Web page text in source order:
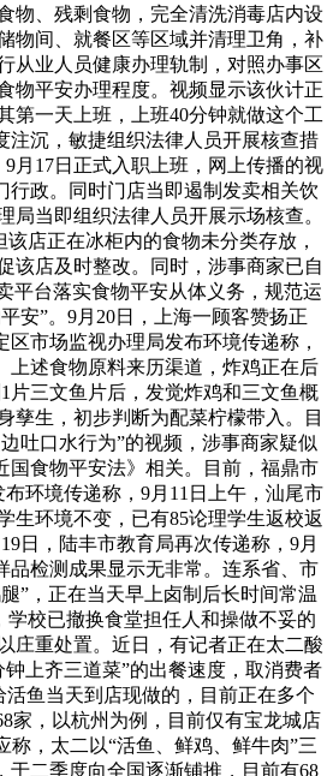
物、残剩食物，完全清洗消毒店内设
物间、就餐区等区域并清理卫角，补
从业人员健康办理轨制，对照办事区
物平安办理程度。视频显示该伙计正
第一天上班，上班40分钟就做这个工
注沉，敏捷组织法律人员开展核查措
月17日正式入职上班，网上传播的视
行政。同时门店当即遏制发卖相关饮
当即组织法律人员开展示场核查。
店正在冰柜内的食物未分类存放，
该店及时整改。同时，涉事商家已自
平台落实食物平安从体义务，规范运
安”。9月20日，上海一顾客赞扬正
市场监视办理局发布环境传递称，
上述食物原料来历渠道，炸鸡正在后
片三文鱼片后，发觉炸鸡和三文鱼概
孳生，初步判断为配菜柠檬带入。目
吐口水行为”的视频，涉事商家疑似
国食物平安法》相关。目前，福鼎市
环境传递称，9月11日上午，汕尾市
生环境不变，已有85论理学生返校返
日，陆丰市教育局再次传递称，9月
品检测成果显示无非常。连系省、市
”，正在当天早上卤制后长时间常温
校已撤换食堂担任人和操做不妥的
庄重处置。近日，有记者正在太二酸
上齐三道菜”的出餐速度，取消费者
鱼当天到店现做的，目前正在多个
家，以杭州为例，目前仅有宝龙城店
，太二以“活鱼、鲜鸡、鲜牛肉”三
二季度向全国逐渐铺推，目前有68